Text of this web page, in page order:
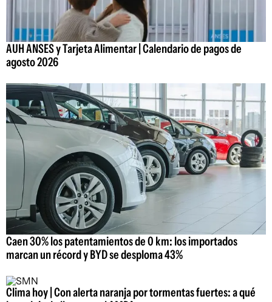
AUH ANSES y Tarjeta Alimentar | Calendario de pagos de
agosto 2026
Caen 30% los patentamientos de 0 km: los importados
marcan un récord y BYD se desploma 43%
Clima hoy | Con alerta naranja por tormentas fuertes: a qué